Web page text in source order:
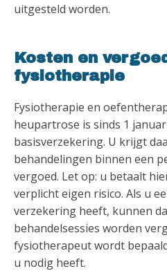
uitgesteld worden.
Kosten en
fysiotherapie
Fysiotherapie en
heupartrose is sinds 1
basisverzekering. U krijgt
behandelingen binnen een
vergoed. Let op: u betaalt
verplicht eigen risico. Als u
verzekering heeft, kunnen
behandelsessies worden
fysiotherapeut wordt
u nodig heeft.